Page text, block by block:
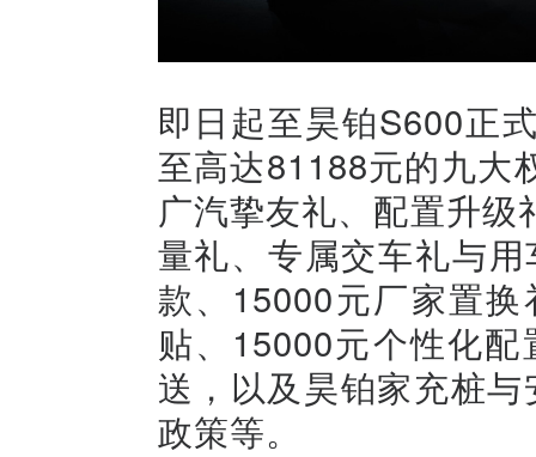
即日起至昊铂S600正
至高达81188元的九大
广汽挚友礼、配置升
量礼、专属交车礼与
款、15000元厂家置
贴、15000元个性化
送，以及昊铂家充桩
政策等。